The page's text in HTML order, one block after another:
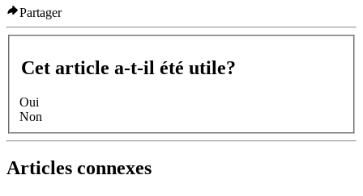
Partager
Cet article a-t-il été utile?
Oui
Non
Articles connexes